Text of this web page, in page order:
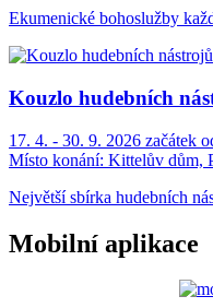
Ekumenické bohoslužby
Kouzlo hudebních
17. 4. - 30. 9. 2026 začátek
Místo konání: Kittelův dům,
Největší sbírka hudebních
Mobilní aplikace